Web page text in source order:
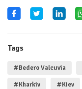
Tags
#Bedero Valcuvia
#Kharkiv #Kiev